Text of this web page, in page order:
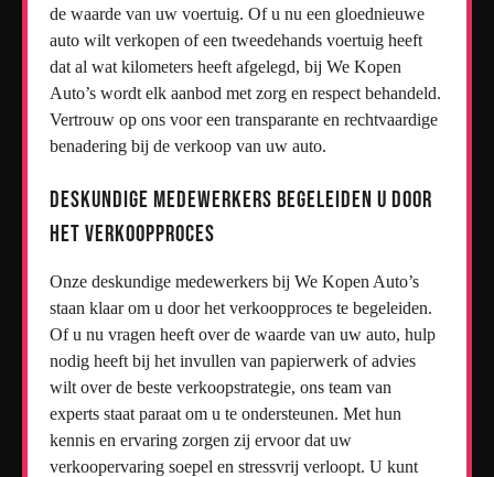
de waarde van uw voertuig. Of u nu een gloednieuwe
auto wilt verkopen of een tweedehands voertuig heeft
dat al wat kilometers heeft afgelegd, bij We Kopen
Auto’s wordt elk aanbod met zorg en respect behandeld.
Vertrouw op ons voor een transparante en rechtvaardige
benadering bij de verkoop van uw auto.
Deskundige medewerkers begeleiden u door
het verkoopproces
Onze deskundige medewerkers bij We Kopen Auto’s
staan klaar om u door het verkoopproces te begeleiden.
Of u nu vragen heeft over de waarde van uw auto, hulp
nodig heeft bij het invullen van papierwerk of advies
wilt over de beste verkoopstrategie, ons team van
experts staat paraat om u te ondersteunen. Met hun
kennis en ervaring zorgen zij ervoor dat uw
verkoopervaring soepel en stressvrij verloopt. U kunt